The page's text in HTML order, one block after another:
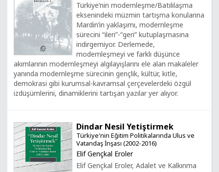
Türkiye’nin modernleşme/Batılılaşma
eksenindeki müzmin tartışma konularına
Mardin’in yaklaşımı, modernleşme
sürecini “ileri”-“geri” kutuplaşmasına
indirgemiyor. Derlemede,
modernleşmeyi ve farklı düşünce
akımlarının modernleşmeyi algılayışlarını ele alan makaleler
yanında modernleşme sürecinin gençlik, kültür, kitle,
demokrasi gibi kurumsal-kavramsal çerçevelerdeki özgül
izdüşümlerini, dinamiklerini tartışan yazılar yer alıyor.
Dindar Nesil Yetiştirmek
Türkiye'nin Eğitim Politikalarında Ulus ve
Vatandaş İnşası (2002-2016)
Elif Gençkal Eroler
Elif Gençkal Eroler, Adalet ve Kalkınma